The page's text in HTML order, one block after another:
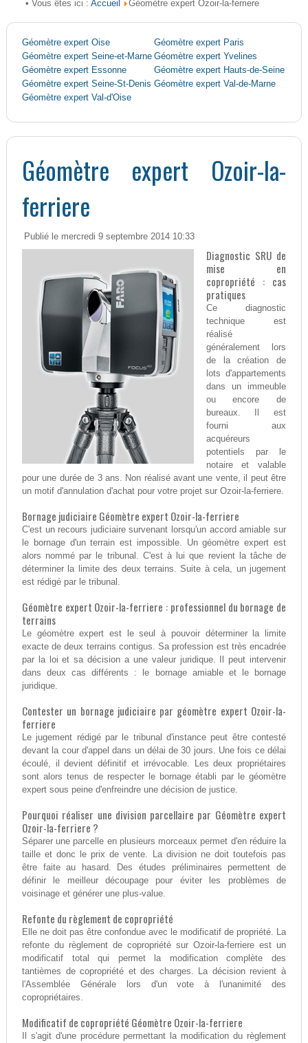
• Vous êtes ici : Accueil Géomètre expert Ozoir-la-ferriere
Géomètre expert Oise
Géomètre expert Paris
Géomètre expert Seine-et-Marne Géomètre expert Yvelines
Géomètre expert Essonne
Géomètre expert Hauts-de-Seine
Géomètre expert Seine-St-Denis Géomètre expert Val-de-Marne
Géomètre expert Val-d'Oise
Géomètre expert Ozoir-la-
ferriere
Publié le mercredi 9 septembre 2014 10:33
Diagnostic SRU de
mise en
copropriété : cas
pratiques
Ce diagnostic
technique est
réalisé
généralement lors
de la création de
lots d'appartements
dans un immeuble
ou encore de
bureaux. Il est
fourni aux
acquéreurs
potentiels par le
notaire et valable
pour une durée de 3 ans. Non réalisé avant une vente, il peut être
un motif d'annulation d'achat pour votre projet sur Ozoir-la-ferriere.
Bornage judiciaire Géomètre expert Ozoir-la-ferriere
C'est un recours judiciaire survenant lorsqu'un accord amiable sur
le bornage d'un terrain est impossible. Un géomètre expert est
alors nommé par le tribunal. C'est à lui que revient la tâche de
déterminer la limite des deux terrains. Suite à cela, un jugement
est rédigé par le tribunal.
Géomètre expert Ozoir-la-ferriere : professionnel du bornage de
terrains
Le géomètre expert est le seul à pouvoir déterminer la limite
exacte de deux terrains contigus. Sa profession est très encadrée
par la loi et sa décision a une valeur juridique. Il peut intervenir
dans deux cas différents : le bornage amiable et le bornage
juridique.
Contester un bornage judiciaire par géomètre expert Ozoir-la-
ferriere
Le jugement rédigé par le tribunal d'instance peut être contesté
devant la cour d'appel dans un délai de 30 jours. Une fois ce délai
écoulé, il devient définitif et irrévocable. Les deux propriétaires
sont alors tenus de respecter le bornage établi par le géomètre
expert sous peine d'enfreindre une décision de justice.
Pourquoi réaliser une division parcellaire par Géomètre expert
Ozoir-la-ferriere ?
Séparer une parcelle en plusieurs morceaux permet d'en réduire la
taille et donc le prix de vente. La division ne doit toutefois pas
être faite au hasard. Des études préliminaires permettent de
définir le meilleur découpage pour éviter les problèmes de
voisinage et générer une plus-value.
Refonte du règlement de copropriété
Elle ne doit pas être confondue avec le modificatif de propriété. La
refonte du règlement de copropriété sur Ozoir-la-ferriere est un
modificatif total qui permet la modification complète des
tantièmes de copropriété et des charges. La décision revient à
l'Assemblée Générale lors d'un vote à l'unanimité des
copropriétaires.
Modificatif de copropriété Géomètre Ozoir-la-ferriere
Il s'agit d'une procédure permettant la modification du règlement